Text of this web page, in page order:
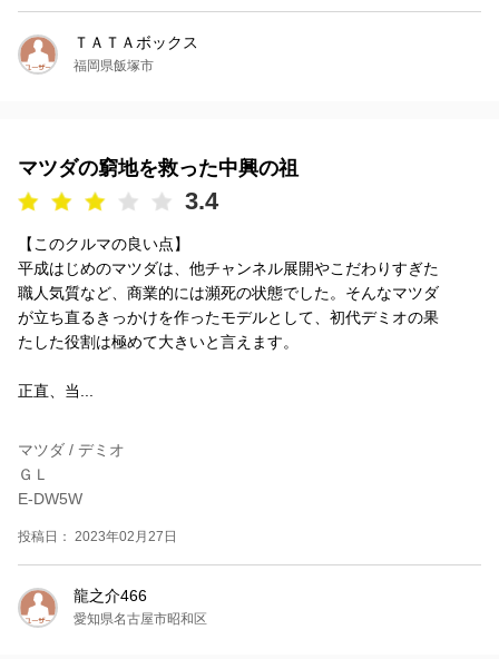
ＴＡＴＡボックス
福岡県飯塚市
マツダの窮地を救った中興の祖
3.4
【このクルマの良い点】
平成はじめのマツダは、他チャンネル展開やこだわりすぎた
職人気質など、商業的には瀕死の状態でした。そんなマツダ
が立ち直るきっかけを作ったモデルとして、初代デミオの果
たした役割は極めて大きいと言えます。
正直、当...
マツダ / デミオ
ＧＬ
E-DW5W
投稿日： 2023年02月27日
龍之介466
愛知県名古屋市昭和区